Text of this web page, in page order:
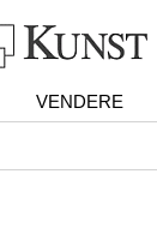
VENDERE